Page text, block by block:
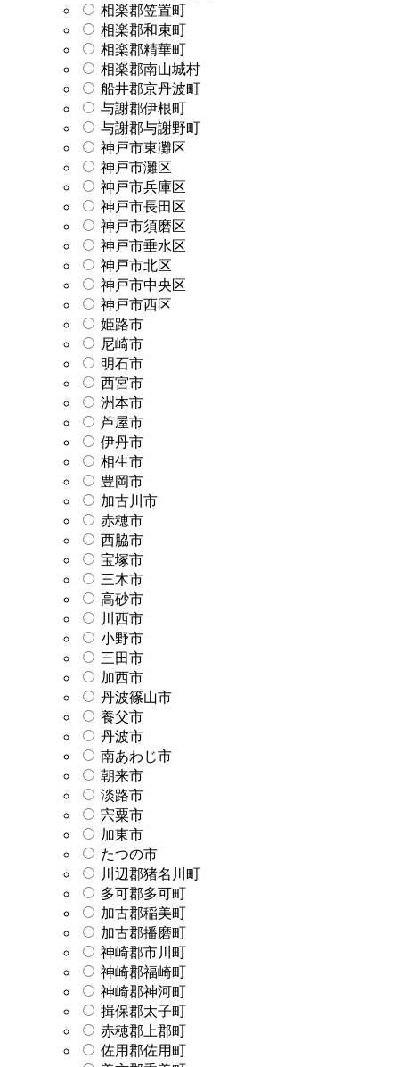
相楽郡笠置町
相楽郡和束町
相楽郡精華町
相楽郡南山城村
船井郡京丹波町
与謝郡伊根町
与謝郡与謝野町
神戸市東灘区
神戸市灘区
神戸市兵庫区
神戸市長田区
神戸市須磨区
神戸市垂水区
神戸市北区
神戸市中央区
神戸市西区
姫路市
尼崎市
明石市
西宮市
洲本市
芦屋市
伊丹市
相生市
豊岡市
加古川市
赤穂市
西脇市
宝塚市
三木市
高砂市
川西市
小野市
三田市
加西市
丹波篠山市
養父市
丹波市
南あわじ市
朝来市
淡路市
宍粟市
加東市
たつの市
川辺郡猪名川町
多可郡多可町
加古郡稲美町
加古郡播磨町
神崎郡市川町
神崎郡福崎町
神崎郡神河町
揖保郡太子町
赤穂郡上郡町
佐用郡佐用町